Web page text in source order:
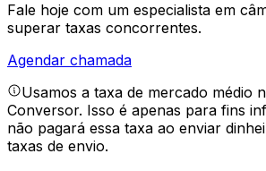
Fale hoje com um especialista em
superar taxas concorrentes.
Agendar chamada
Usamos a taxa de mercado médio
Conversor. Isso é apenas para fins
não pagará essa taxa ao enviar
taxas de envio.